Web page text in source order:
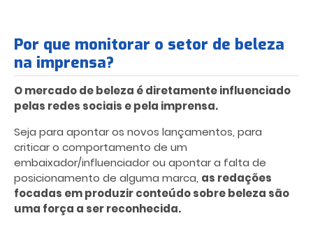
Por que monitorar o setor de beleza
na imprensa?
Omercado de beleza é diretamente influenciado
pelas redes sociais e pela imprensa.
Seja para apontar os novos lançamentos, para
criticar o comportamento de um
embaixador/influenciador ou apontar a falta de
posicionamento de alguma marca, as redações
focadas em produzir conteúdo sobre beleza são
uma força a ser reconhecida.